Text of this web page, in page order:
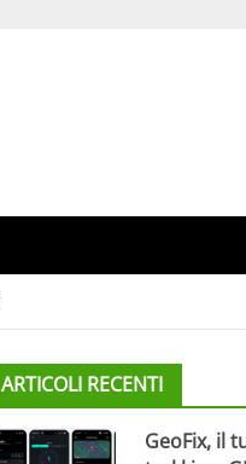
ARTICOLI RECENTI
GeoFix, il